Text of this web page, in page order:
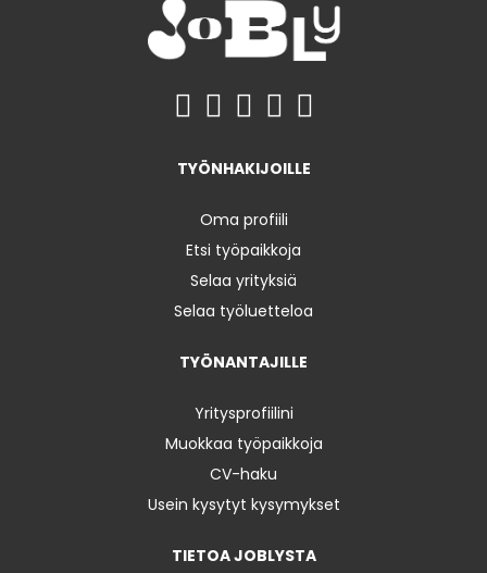
TYÖNHAKIJOILLE
Oma profiili
Etsi työpaikkoja
Selaa yrityksiä
Selaa työluetteloa
TYÖNANTAJILLE
Yritysprofiilini
Muokkaa työpaikkoja
CV-haku
Usein kysytyt kysymykset
TIETOA JOBLYSTA